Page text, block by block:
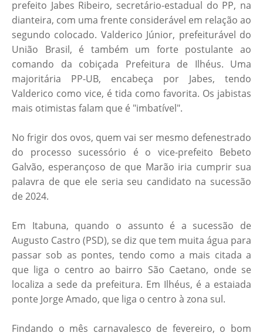
prefeito Jabes Ribeiro, secretário-estadual do PP, na
dianteira, com uma frente considerável em relação ao
segundo colocado. Valderico Júnior, prefeiturável do
União Brasil, é também um forte postulante ao
comando da cobiçada Prefeitura de Ilhéus. Uma
majoritária PP-UB, encabeça por Jabes, tendo
Valderico como vice, é tida como favorita. Os jabistas
mais otimistas falam que é "imbatível".
No frigir dos ovos, quem vai ser mesmo defenestrado
do processo sucessório é o vice-prefeito Bebeto
Galvão, esperançoso de que Marão iria cumprir sua
palavra de que ele seria seu candidato na sucessão
de 2024.
Em Itabuna, quando o assunto é a sucessão de
Augusto Castro (PSD), se diz que tem muita água para
passar sob as pontes, tendo como a mais citada a
que liga o centro ao bairro São Caetano, onde se
localiza a sede da prefeitura. Em Ilhéus, é a estaiada
ponte Jorge Amado, que liga o centro à zona sul.
Findando o mês carnavalesco de fevereiro, o bom